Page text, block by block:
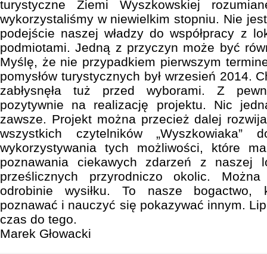
turystyczne Ziemi Wyszkowskiej
wykorzystaliśmy w niewielkim stopniu. Nie
podejście naszej władzy do współpracy z
podmiotami. Jedną z przyczyn może być
Myślę, że nie przypadkiem pierwszym
pomysłów turystycznych był wrzesień 2014.
zabłysnęła tuż przed wyborami. Z
pozytywnie na realizację projektu. Nic
zawsze. Projekt można przecież dalej
wszystkich czytelników
wykorzystywania tych możliwości, które
poznawania ciekawych zdarzeń z naszej
prześlicznych przyrodniczo okolic.
odrobinie wysiłku. To nasze bogactwo,
poznawać i nauczyć się pokazywać innym.
czas do tego.
Marek Głowacki